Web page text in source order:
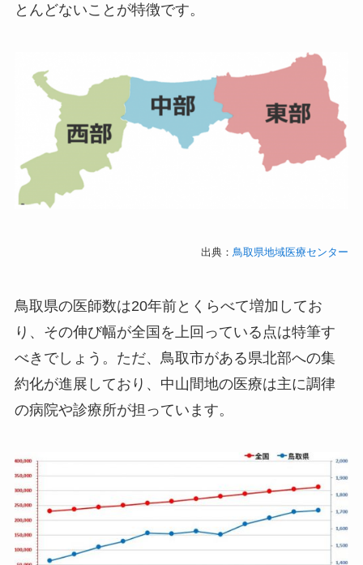
とんどないことが特徴です。
出典：鳥取県地域医療センター
鳥取県の医師数は20年前とくらべて増加してお
り、その伸び幅が全国を上回っている点は特筆す
べきでしょう。ただ、鳥取市がある県北部への集
約化が進展しており、中山間地の医療は主に調律
の病院や診療所が担っています。